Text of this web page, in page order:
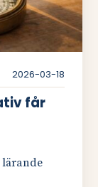
2026-03-18
får